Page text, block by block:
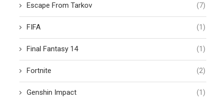
Escape From Tarkov (7)
FIFA (1)
Final Fantasy 14 (1)
Fortnite (2)
Genshin Impact (1)